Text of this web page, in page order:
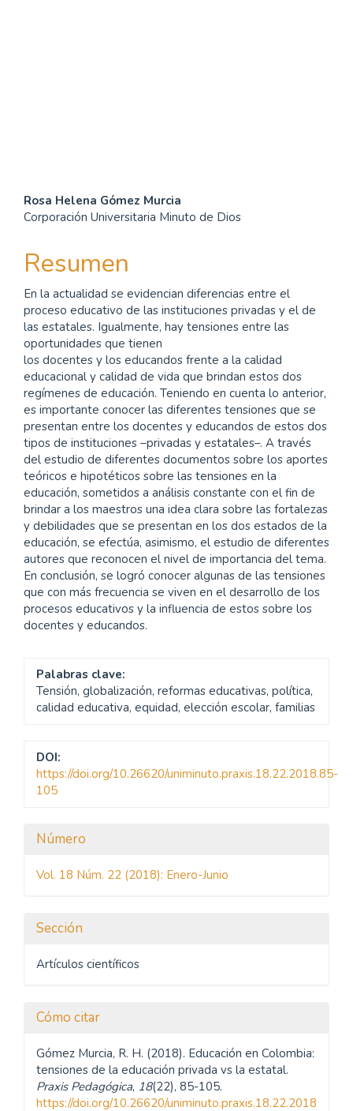
Contenido
principal
del
artículo
Rosa Helena Gómez Murcia
Corporación Universitaria Minuto de Dios
Resumen
En la actualidad se evidencian diferencias entre el
proceso educativo de las instituciones privadas y el de
las estatales. Igualmente, hay tensiones entre las
oportunidades que tienen
los docentes y los educandos frente a la calidad
educacional y calidad de vida que brindan estos dos
regímenes de educación. Teniendo en cuenta lo anterior,
es importante conocer las diferentes tensiones que se
presentan entre los docentes y educandos de estos dos
tipos de instituciones –privadas y estatales–. A través
del estudio de diferentes documentos sobre los aportes
teóricos e hipotéticos sobre las tensiones en la
educación, sometidos a análisis constante con el fin de
brindar a los maestros una idea clara sobre las fortalezas
y debilidades que se presentan en los dos estados de la
educación, se efectúa, asimismo, el estudio de diferentes
autores que reconocen el nivel de importancia del tema.
En conclusión, se logró conocer algunas de las tensiones
que con más frecuencia se viven en el desarrollo de los
procesos educativos y la influencia de estos sobre los
docentes y educandos.
Palabras clave:
Tensión, globalización, reformas educativas, política,
calidad educativa, equidad, elección escolar, familias
DOI:
https://doi.org/10.26620/uniminuto.praxis.18.22.2018.85-
105
Detalles
del
Número
Vol. 18 Núm. 22 (2018): Enero-Junio
Sección
Artículos científicos
Cómo citar
Gómez Murcia, R. H. (2018). Educación en Colombia:
tensiones de la educación privada vs la estatal.
Praxis Pedagógica, 18(22), 85-105.
https://doi.org/10.26620/uniminuto.praxis.18.22.2018